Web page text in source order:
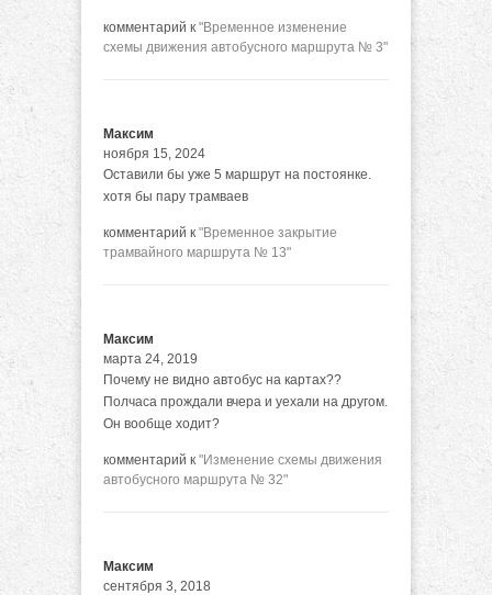
комментарий к "Временное изменение
схемы движения автобусного маршрута № 3"
Максим
ноября 15, 2024
Оставили бы уже 5 маршрут на постоянке.
хотя бы пару трамваев
комментарий к "Временное закрытие
трамвайного маршрута № 13"
Максим
марта 24, 2019
Почему не видно автобус на картах??
Полчаса прождали вчера и уехали на другом.
Он вообще ходит?
комментарий к "Изменение схемы движения
автобусного маршрута № 32"
Максим
сентября 3, 2018